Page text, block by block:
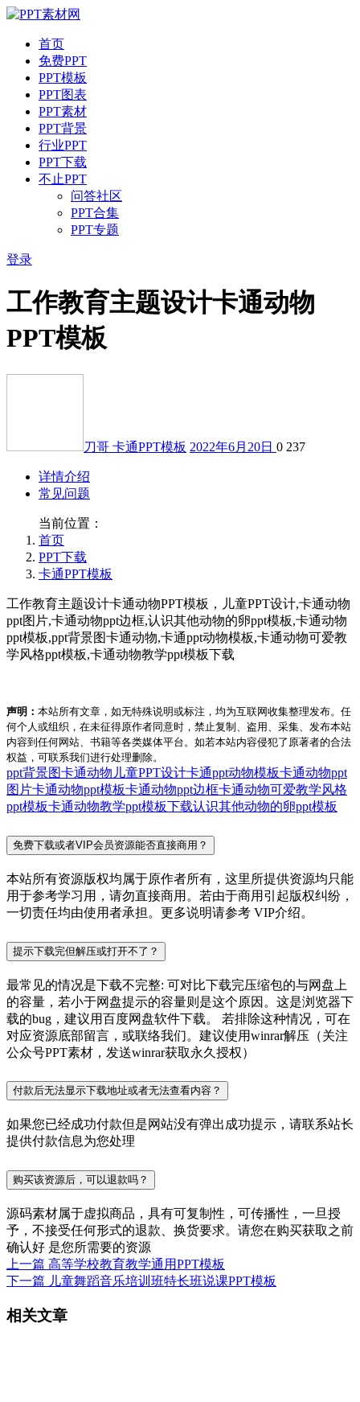
首页
免费PPT
PPT模板
PPT图表
PPT素材
PPT背景
行业PPT
PPT下载
不止PPT
问答社区
PPT合集
PPT专题
登录
工作教育主题设计卡通动物
PPT模板
刀哥 卡通PPT模板 2022年6月20日 0 237
详情介绍
常见问题
当前位置：
首页
PPT下载
卡通PPT模板
工作教育主题设计卡通动物PPT模板，儿童PPT设计,卡通动物
ppt图片,卡通动物ppt边框,认识其他动物的卵ppt模板,卡通动物
ppt模板,ppt背景图卡通动物,卡通ppt动物模板,卡通动物可爱教
学风格ppt模板,卡通动物教学ppt模板下载
声明： 本站所有文章，如无特殊说明或标注，均为互联网收集整理发布。任
何个人或组织，在未征得原作者同意时，禁止复制、盗用、采集、发布本站
内容到任何网站、书籍等各类媒体平台。如若本站内容侵犯了原著者的合法
权益，可联系我们进行处理删除。
ppt背景图卡通动物 儿童PPT设计卡通ppt动物模板卡通动物ppt
图片卡通动物ppt模板卡通动物ppt边框卡通动物可爱教学风格
ppt模板卡通动物教学ppt模板下载认识其他动物的卵ppt模板
免费下载或者VIP会员资源能否直接商用？
本站所有资源版权均属于原作者所有，这里所提供资源均只能
用于参考学习用，请勿直接商用。若由于商用引起版权纠纷，
一切责任均由使用者承担。更多说明请参考 VIP介绍。
提示下载完但解压或打开不了？
最常见的情况是下载不完整: 可对比下载完压缩包的与网盘上
的容量，若小于网盘提示的容量则是这个原因。这是浏览器下
载的bug，建议用百度网盘软件下载。 若排除这种情况，可在
对应资源底部留言，或联络我们。建议使用winrar解压（关注
公众号PPT素材，发送winrar获取永久授权）
付款后无法显示下载地址或者无法查看内容？
如果您已经成功付款但是网站没有弹出成功提示，请联系站长
提供付款信息为您处理
购买该资源后，可以退款吗？
源码素材属于虚拟商品，具有可复制性，可传播性，一旦授
予，不接受任何形式的退款、换货要求。请您在购买获取之前
确认好 是您所需要的资源
上一篇 高等学校教育教学通用PPT模板
下一篇 儿童舞蹈音乐培训班特长班说课PPT模板
相关文章